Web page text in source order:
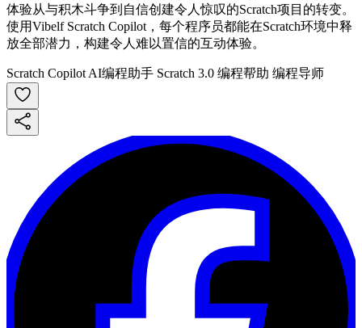
体验从与积木斗争到自信创建令人惊叹的Scratch项目的转变。
使用Vibelf Scratch Copilot，每个程序员都能在Scratch环境中释
放全部潜力，构建令人难以置信的互动体验。
Scratch Copilot AI编程助手 Scratch 3.0 编程帮助 编程导师